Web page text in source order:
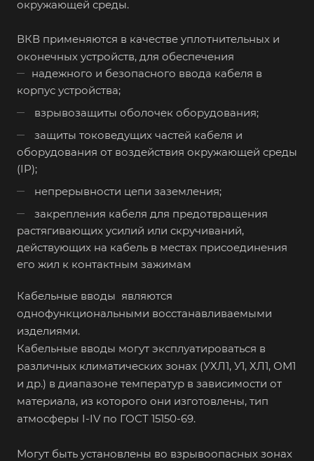
окружающей среды.
ВКВ применяются в качестве уплотнительных и
оконечных устройств, для обеспечения
надежного и безопасного ввода кабеля в
корпус устройства;
взрывозащиты оболочек оборудования;
защиты токоведущих частей кабеля и
оборудования от воздействия окружающей среды
(IP);
непрерывности цепи заземления;
закрепления кабеля для предотвращения
растягивающих усилий или скручиваний,
действующих на кабель в местах присоединения
его жил к контактным зажимам
Кабельные вводы являются
однофункциональными восстанавливаемыми
изделиями.
Кабельные вводы могут эксплуатироваться в
различных климатических зонах (УХЛ1, У1, ХЛ1, ОМ1
и др.) в диапазоне температур в зависимости от
материала, из которого они изготовлены, тип
атмосферы I-IV по ГОСТ 15150-69.
Могут быть установлены во взрывоопасных зонах